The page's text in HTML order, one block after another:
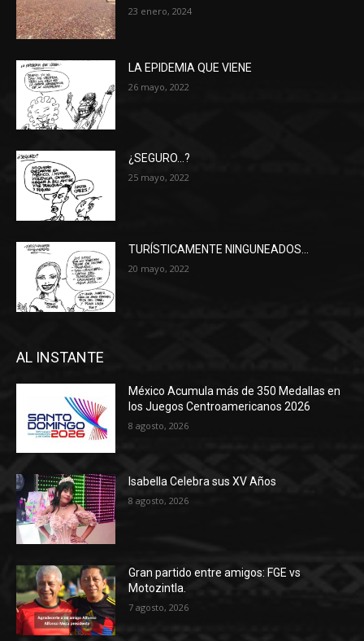
23 enero, 2024
LA EPIDEMIA QUE VIENE
26 mayo, 2022
¿SEGURO…?
25 mayo, 2022
TURÍSTICAMENTE NINGUNEADOS…
20 mayo, 2022
AL INSTANTE
México Acumula más de 350 Medallas en
los Juegos Centroamericanos 2026
8 agosto, 2026
Isabella Celebra sus XV Años
8 agosto, 2026
Gran partido entre amigos: FGE vs
Motozintla.
7 agosto, 2026